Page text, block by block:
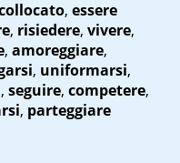
, essere
, risiedere, vivere,
, amoreggiare,
, uniformarsi,
, seguire, competere,
, parteggiare